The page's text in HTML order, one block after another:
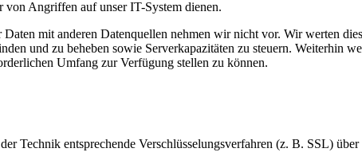
von Angriffen auf unser IT-System dienen.
mit anderen Datenquellen nehmen wir nicht vor. Wir werten
und zu beheben sowie Serverkapazitäten zu steuern. Weiterhin
Umfang zur Verfügung stellen zu können.
Technik entsprechende Verschlüsselungsverfahren (z. B. SSL)